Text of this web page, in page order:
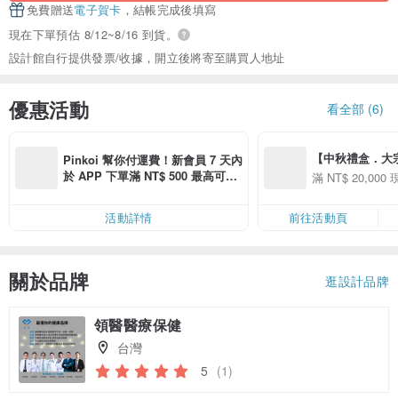
免費贈送電子賀卡 ，結帳完成後填寫
現在下單預估 8/12~8/16 到貨。
設計館自行提供發票/收據，開立後將寄至購買人地址
優惠活動 看全部 (6)
Pinkoi 幫你付運費！新會員 7 天內
於 APP 下單滿 NT$ 500 最高可折
活動詳情
【中秋禮盒．
購買「品味美食
滿 NT$ 20,000
前往活動頁
關於品牌 逛設計品牌
領醫醫療保健
台灣
5 (1)